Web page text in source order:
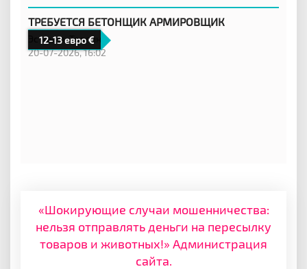
12-13 евро
ТРЕБУЕТСЯ БЕТОНЩИК АРМИРОВЩИК
Эстония,Таллинн
20-07-2026, 16:02
«Шокирующие случаи мошенничества:
нельзя отправлять деньги на пересылку
товаров и животных!» Администрация
сайта.